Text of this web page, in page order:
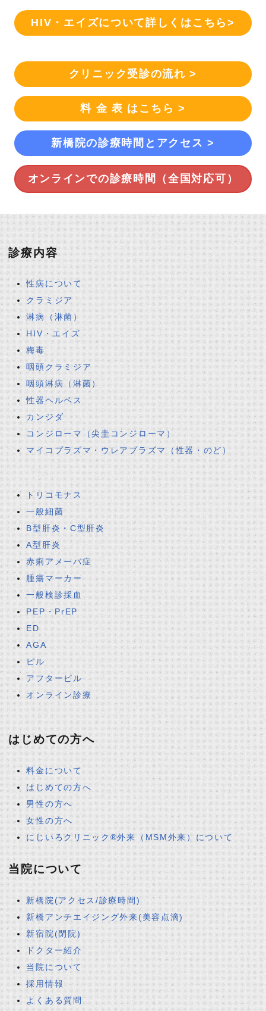
HIV・エイズについて詳しくはこちら>
クリニック受診の流れ >
料 金 表 はこちら >
新橋院の診療時間とアクセス >
オンラインでの診療時間（全国対応可）
診療内容
性病について
クラミジア
淋病（淋菌）
HIV・エイズ
梅毒
咽頭クラミジア
咽頭淋病（淋菌）
性器ヘルペス
カンジダ
コンジローマ（尖圭コンジローマ）
マイコプラズマ・ウレアプラズマ（性器・のど）
トリコモナス
一般細菌
B型肝炎・C型肝炎
A型肝炎
赤痢アメーバ症
腫瘍マーカー
一般検診採血
PEP・PrEP
ED
AGA
ピル
アフターピル
オンライン診療
はじめての方へ
料金について
はじめての方へ
男性の方へ
女性の方へ
にじいろクリニック®外来（MSM外来）について
当院について
新橋院(アクセス/診療時間)
新橋アンチエイジング外来(美容点滴)
新宿院(閉院)
ドクター紹介
当院について
採用情報
よくある質問